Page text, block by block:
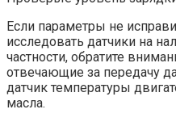
Если параметры не
исследовать датчики на
частности, обратите
отвечающие за передачу
датчик температуры
масла.